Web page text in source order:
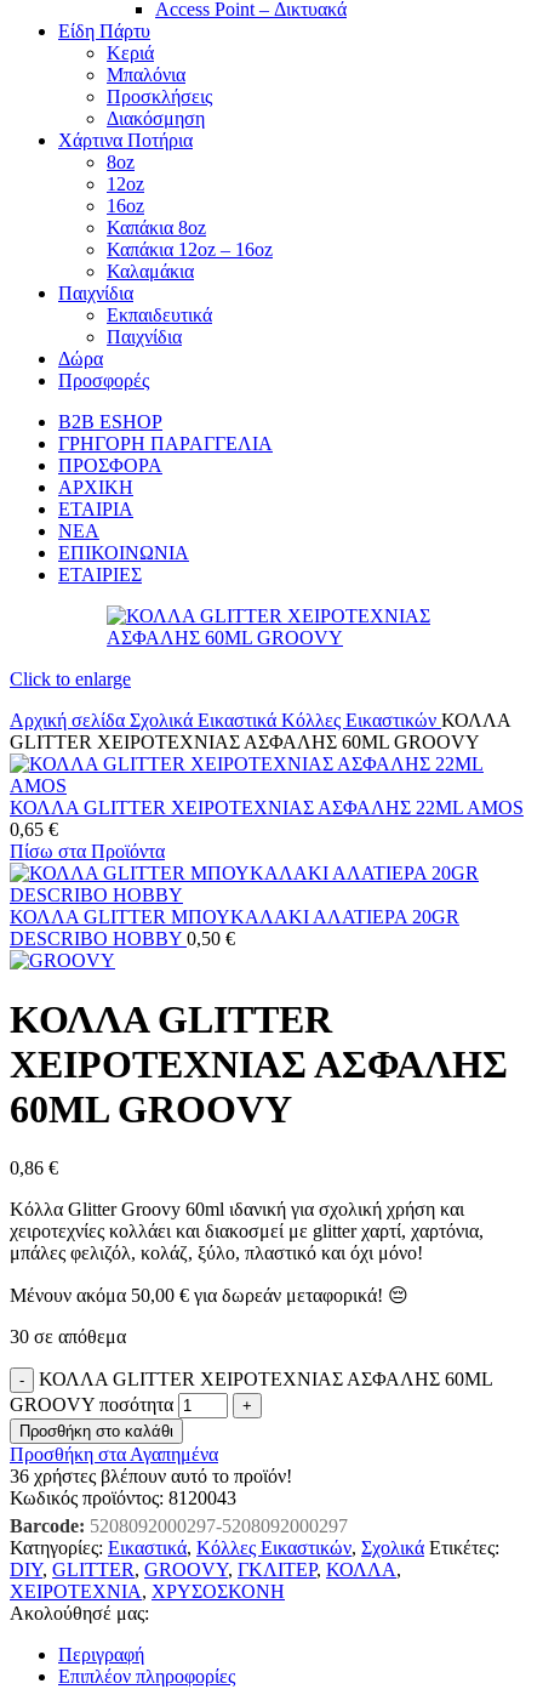
Access Point – Δικτυακά
Είδη Πάρτυ
Κεριά
Μπαλόνια
Προσκλήσεις
Διακόσμηση
Χάρτινα Ποτήρια
8oz
12oz
16oz
Καπάκια 8oz
Καπάκια 12oz – 16oz
Καλαμάκια
Παιχνίδια
Εκπαιδευτικά
Παιχνίδια
Δώρα
Προσφορές
B2B ESHOP
ΓΡΗΓΟΡΗ ΠΑΡΑΓΓΕΛΙΑ
ΠΡΟΣΦΟΡΑ
ΑΡΧΙΚΗ
ΕΤΑΙΡΙΑ
ΝΕΑ
ΕΠΙΚΟΙΝΩΝΙΑ
ΕΤΑΙΡΙΕΣ
Click to enlarge
Αρχική σελίδα Σχολικά Εικαστικά Κόλλες Εικαστικών ΚΟΛΛΑ
GLITTER ΧΕΙΡΟΤΕΧΝΙΑΣ ΑΣΦΑΛΗΣ 60ML GROOVY
ΚΟΛΛΑ GLITTER ΧΕΙΡΟΤΕΧΝΙΑΣ ΑΣΦΑΛΗΣ 22ML AMOS
0,65 €
Πίσω στα Προϊόντα
ΚΟΛΛΑ GLITTER ΜΠΟΥΚΑΛΑΚΙ ΑΛΑΤΙΕΡΑ 20GR
DESCRIBO HOBBY 0,50 €
ΚΟΛΛΑ GLITTER
ΧΕΙΡΟΤΕΧΝΙΑΣ ΑΣΦΑΛΗΣ
60ML GROOVY
0,86 €
Κόλλα Glitter Groovy 60ml ιδανική για σχολική χρήση και
χειροτεχνίες κολλάει και διακοσμεί με glitter χαρτί, χαρτόνια,
μπάλες φελιζόλ, κολάζ, ξύλο, πλαστικό και όχι μόνο!
Μένουν ακόμα 50,00 € για δωρεάν μεταφορικά! 😔
30 σε απόθεμα
ΚΟΛΛΑ GLITTER ΧΕΙΡΟΤΕΧΝΙΑΣ ΑΣΦΑΛΗΣ 60ML
GROOVY ποσότητα
Προσθήκη στο καλάθι
Προσθήκη στα Αγαπημένα
36 χρήστες βλέπουν αυτό το προϊόν!
Κωδικός προϊόντος: 8120043
Barcode: 5208092000297-5208092000297
Κατηγορίες: Εικαστικά, Κόλλες Εικαστικών, Σχολικά Ετικέτες:
DIY, GLITTER, GROOVY, ΓΚΛΙΤΕΡ, ΚΟΛΛΑ,
ΧΕΙΡΟΤΕΧΝΙΑ, ΧΡΥΣΟΣΚΟΝΗ
Ακολούθησέ μας:
Περιγραφή
Επιπλέον πληροφορίες